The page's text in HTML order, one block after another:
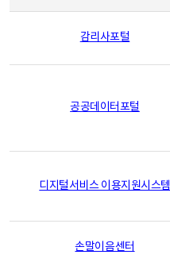
감리사포털
공공데이터포털
디지털서비스 이용지원시스템
손말이음센터